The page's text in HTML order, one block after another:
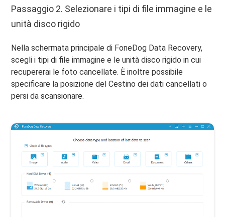
Passaggio 2. Selezionare i tipi di file immagine e le
unità disco rigido
Nella schermata principale di FoneDog Data Recovery,
scegli i tipi di file immagine e le unità disco rigido in cui
recupererai le foto cancellate. È inoltre possibile
specificare la posizione del Cestino dei dati cancellati o
persi da scansionare.